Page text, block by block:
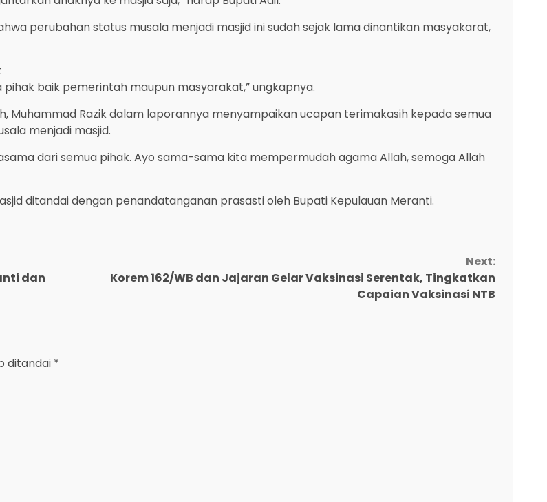
perubahan status musala menjadi masjid ini sudah sejak lama dinantikan masyakarat,
baik pemerintah maupun masyarakat,” ungkapnya.
Muhammad Razik dalam laporannya menyampaikan ucapan terimakasih kepada semua
menjadi masjid.
dari semua pihak. Ayo sama-sama kita mempermudah agama Allah, semoga Allah
ditandai dengan penandatanganan prasasti oleh Bupati Kepulauan Meranti.
dan
Next:
Korem 162/WB dan Jajaran Gelar Vaksinasi Serentak, Tingkatkan
Capaian Vaksinasi NTB
ditandai *